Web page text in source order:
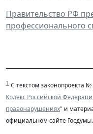
Правительство РФ
профессионального
1 С текстом законопроекта №
Кодекс Российской
правонарушениях" и
официальном сайте Госдумы.